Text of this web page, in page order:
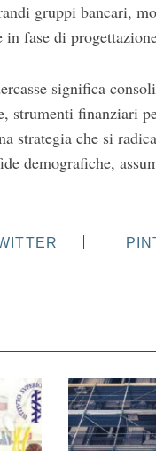
gruppi bancari,
fase di
significa
strumenti finanziari
strategia che si
demografiche,